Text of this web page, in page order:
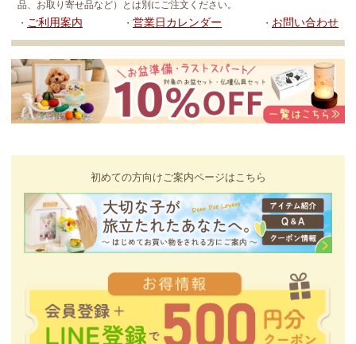
品、お取り寄せ品など）とは別にご注文ください。
・ ご利用案内 ・ 営業日カレンダー ・ お問い合わせ
初めての方向けご案内ページはこちら